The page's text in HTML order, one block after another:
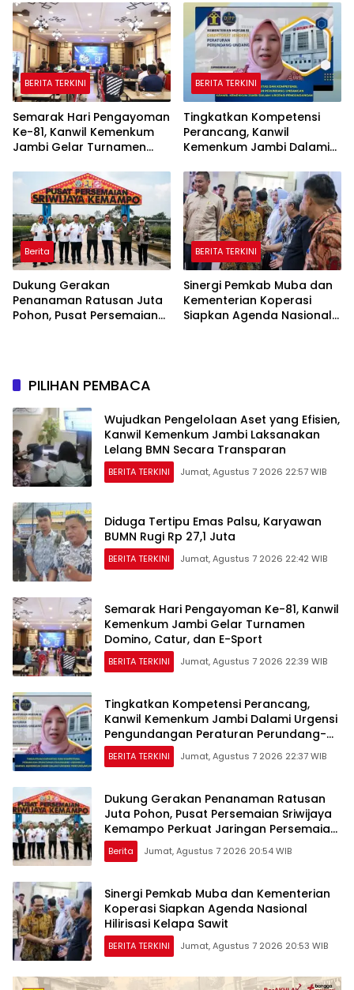
Secara Transparan
BERITA TERKINI
Semarak Hari Pengayoman
Ke-81, Kanwil Kemenkum
Jambi Gelar Turnamen
BERITA TERKINI
Tingkatkan Kompetensi
Perancang, Kanwil
Kemenkum Jambi Dalami
Peraturan Perundang-
undangan
Berita
Dukung Gerakan
Penanaman Ratusan Juta
Pohon, Pusat Persemaian
BERITA TERKINI
Sinergi Pemkab Muba dan
Kementerian Koperasi
Siapkan Agenda Nasional
PILIHAN PEMBACA
Wujudkan Pengelolaan Aset yang Efisien,
Kanwil Kemenkum Jambi Laksanakan
Lelang BMN Secara Transparan
BERITA TERKINI Jumat, Agustus 7 2026 22:57 WIB
Diduga Tertipu Emas Palsu, Karyawan
BUMN Rugi Rp 27,1 Juta
BERITA TERKINI Jumat, Agustus 7 2026 22:42 WIB
Semarak Hari Pengayoman Ke-81, Kanwil
Kemenkum Jambi Gelar Turnamen
Domino, Catur, dan E-Sport
BERITA TERKINI Jumat, Agustus 7 2026 22:39 WIB
Tingkatkan Kompetensi Perancang,
Kanwil Kemenkum Jambi Dalami Urgensi
Pengundangan Peraturan Perundang-
undangan
BERITA TERKINI Jumat, Agustus 7 2026 22:37 WIB
Dukung Gerakan Penanaman Ratusan
Juta Pohon, Pusat Persemaian Sriwijaya
Kemampo Perkuat Jaringan Persemaian
Nasional*
Berita Jumat, Agustus 7 2026 20:54 WIB
Sinergi Pemkab Muba dan Kementerian
Koperasi Siapkan Agenda Nasional
Hilirisasi Kelapa Sawit
BERITA TERKINI Jumat, Agustus 7 2026 20:53 WIB